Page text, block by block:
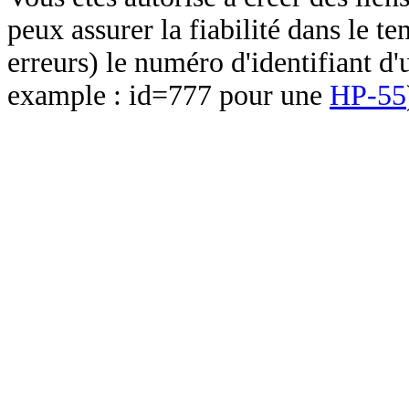
peux assurer la fiabilité dans le
erreurs) le numéro d'identifiant
example : id=777 pour une HP-55